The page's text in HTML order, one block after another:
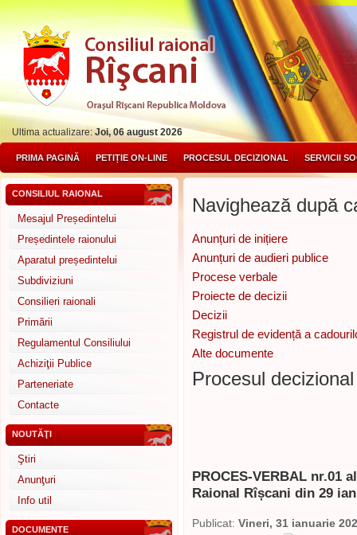
Ultima actualizare:Joi, 06 august 2026
PRIMA PAGINĂ PETIȚIE ON-LINE PROCESUL DECIZIONAL SERVICII
CONSILIUL RAIONAL
Mesajul Președintelui
Președintele raionului
Aparatul președintelui
Subdiviziuni
Consilieri raionali
Primării
Regulamentul Consiliului
Achiziţii Publice
Parteneriate
Contacte
NOUTĂŢI
Ştiri
Anunţuri
Info util
DOCUMENTE
Navighează după
Anunțuri de inițiere
Anunțuri de audieri publice
Procese verbale
Proiecte de decizii
Decizii
Registrul de evidență a
Alte documente
Procesul
PROCES-VERBAL nr.01
Raional Rîșcani din 29
Publicat: Vineri, 31 ianuarie